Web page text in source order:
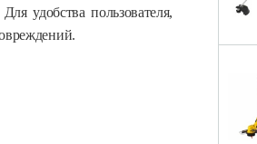
удобства пользователя,